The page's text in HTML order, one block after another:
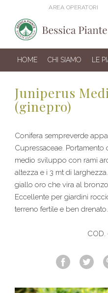
AREA OPERATORI
HOME CHI SIAMO LE
Juniperus
(ginepro)
Conifera sempreverde
Cupressaceae.
medio sviluppo con rami
altezza e i 3 mt di
giallo oro che vira al
Eccellente per giardini
terreno fertile e ben drenato.
COD.